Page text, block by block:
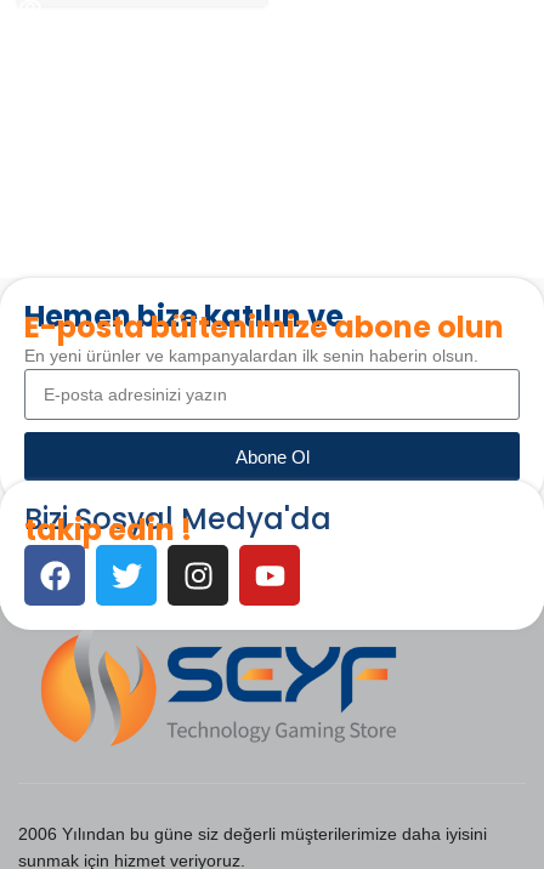
Hemen bize katılın ve
E-posta bültenimize abone olun
En yeni ürünler ve kampanyalardan ilk senin haberin olsun.
Abone Ol
Bizi Sosyal Medya'da
takip edin !
2006 Yılından bu güne siz değerli müşterilerimize daha iyisini
sunmak için hizmet veriyoruz.